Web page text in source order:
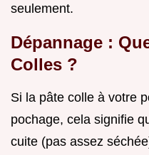
seulement.
Dépannage :
Colles ?
Si la pâte colle à votre
pochage, cela signifie
cuite (pas assez